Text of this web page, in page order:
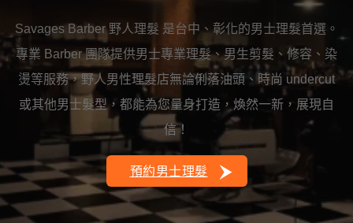
Savages Barber 野人理髮 是台中、彰化的男士理髮首選。
專業 Barber 團隊提供男士專業理髮、男生剪髮、修容、染
燙等服務，野人男性理髮店無論俐落油頭、時尚 undercut
或其他男士髮型，都能為您量身打造，煥然一新，展現自
信！
預約男士理髮